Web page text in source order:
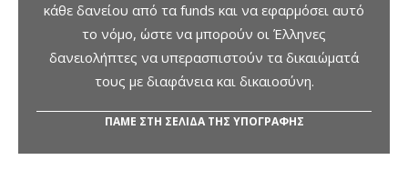
κάθε δανείου από τα funds και να εφαρμόσει αυτό
το νόμο, ώστε να μπορούν οι Έλληνες
δανειολήπτες να υπερασπιστούν τα δικαιώματά
τους με διαφάνεια και δικαιοσύνη.
ΠΑΜΕ ΣΤΗ ΣΕΛΙΔΑ ΤΗΣ ΥΠΟΓΡΑΦΗΣ